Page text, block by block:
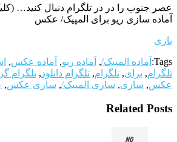
عصر جنوب را در در تلگرام دنبال کنید…
آماده سازی ریو برای المپیک/ عکس
بازی
Tags: آماده المپیک/, آماده ریو, آماده عکس,
تلگرام, برای, تلگرام, تلگرام دانلود, تلگرام
عکس, سازی, سازی المپیک/, سازی عکس,
Related Posts